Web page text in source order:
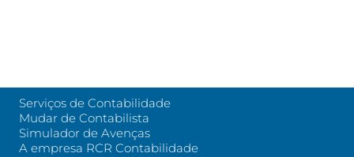
Serviços de Contabilidade
Mudar de Contabilista
Simulador de Avenças
A empresa RCR Contabilidade